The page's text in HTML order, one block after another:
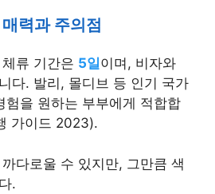
력과 주의점
류 기간은 5일이며, 비자와
다. 발리, 몰디브 등 인기 국가
험을 원하는 부부에게 적합합
가이드 2023).
다로울 수 있지만, 그만큼 색
.